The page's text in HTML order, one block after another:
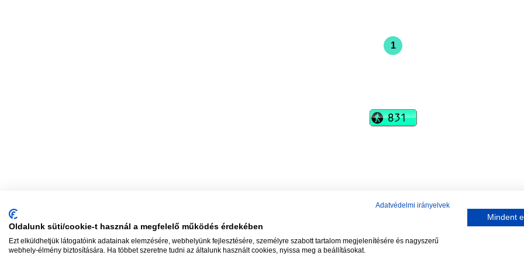
1
ImpresszumSzerzői jogok
Adatvédelmi irányelvek
Oldalunk süti/cookie-t használ a megfelelő működés érdekében
Ezt elküldhetjük látogatóink adatainak elemzésére, webhelyünk fejlesztésére, személyre szabott tartalom megjelenítésére és nagyszerű
webhely-élmény biztosítására. Ha többet szeretne tudni az általunk használt cookies, nyissa meg a beállításokat.
Mindent